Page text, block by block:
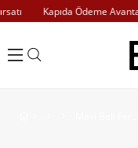
Kapıda Ödeme Avantajı